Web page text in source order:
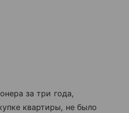
за три года,
квартиры, не было